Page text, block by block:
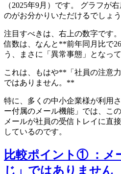
（2025年9月）です。 グラフが
のがお分かりいただけるでしょう
注目すべきは、右上の数字です
信数は、なんと**前年同月比で
う、まさに「異常事態」となって
これは、もはや**「社員の注意
ではありません。**
特に、多くの中小企業様が利用
ー付属のメール機能」では、こ
メールが社員の受信トレイに直
しているのです。
比較ポイント① ：メ
じ」ではありません